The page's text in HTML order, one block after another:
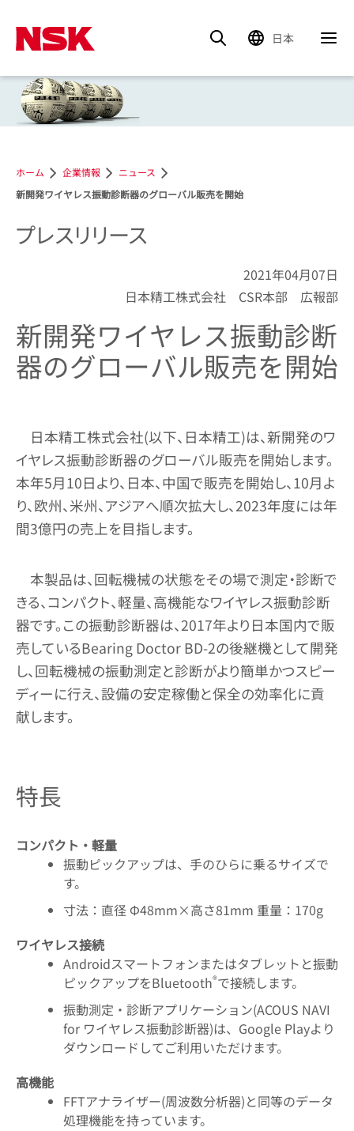
ホーム 企業情報
ニュース
新開発ワイヤレス振動診断器のグローバル販売を開始
日本
プレスリリース
2021年04月07日
日本精工株式会社 CSR本部 広報部
新開発ワイヤレス振動診断
器のグローバル販売を開始
日本精工株式会社(以下、日本精工)は、新開発のワ
イヤレス振動診断器のグローバル販売を開始します。
本年5月10日より、日本、中国で販売を開始し、10月よ
り、欧州、米州、アジアへ順次拡大し、2023年度には年
間3億円の売上を目指します。
本製品は、回転機械の状態をその場で測定・診断で
きる、コンパクト、軽量、高機能なワイヤレス振動診断
器です。この振動診断器は、2017年より日本国内で販
売しているBearing Doctor BD-2の後継機として開発
し、回転機械の振動測定と診断がより簡単かつスピー
ディーに行え、設備の安定稼働と保全の効率化に貢
献します。
特長
コンパクト・軽量
振動ピックアップは、手のひらに乗るサイズで
す。
寸法：直径 Φ48mm×高さ81mm 重量：170g
ワイヤレス接続
Androidスマートフォンまたはタブレットと振動
ピックアップをBluetooth®で接続します。
振動測定・診断アプリケーション(ACOUS NAVI
for ワイヤレス振動診断器)は、Google Playより
ダウンロードしてご利用いただけます。
高機能
FFTアナライザー(周波数分析器)と同等のデータ
処理機能を持っています。